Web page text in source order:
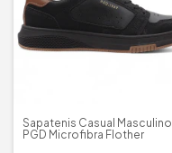
Sapatenis Casual Masculino
PGD Microfibra Flother